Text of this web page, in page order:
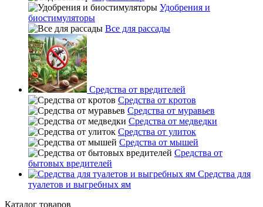
Удобрения и
биостимуляторы
Все для рассады
Средства от вредителей
Средства от кротов
Средства от муравьев
Средства от медведки
Средства от улиток
Средства от мышей
Средства от
бытовых вредителей
Средства для
туалетов и выгребных ям
Каталог товаров